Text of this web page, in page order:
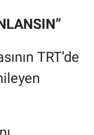
TRT’de